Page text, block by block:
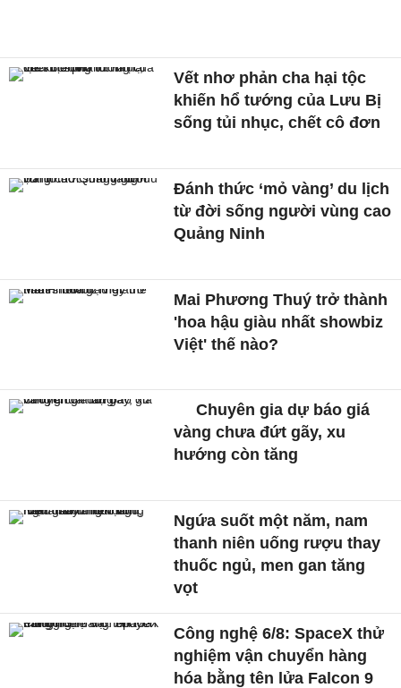
Vết nhơ phản cha hại tộc
khiến hổ tướng của Lưu Bị
sống tủi nhục, chết cô đơn
Đánh thức ‘mỏ vàng’ du lịch
từ đời sống người vùng cao
Quảng Ninh
Mai Phương Thuý trở thành
'hoa hậu giàu nhất showbiz
Việt' thế nào?
Chuyên gia dự báo giá
vàng chưa đứt gãy, xu
hướng còn tăng
Ngứa suốt một năm, nam
thanh niên uống rượu thay
thuốc ngủ, men gan tăng
vọt
Công nghệ 6/8: SpaceX thử
nghiệm vận chuyển hàng
hóa bằng tên lửa Falcon 9